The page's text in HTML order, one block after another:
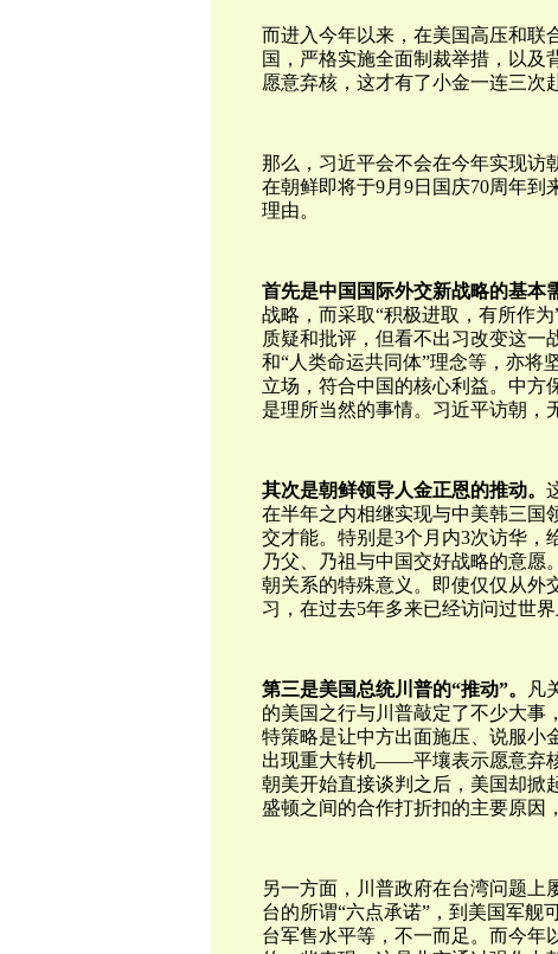
而进入今年以来，在美国高压和联
国，严格实施全面制裁举措，以及
愿意弃核，这才有了小金一连三次
那么，习近平会不会在今年实现访
在朝鲜即将于9月9日国庆70周年
理由。
首先是中国国际外交新战略的基本
战略，而采取“积极进取，有所作
质疑和批评，但看不出习改变这一
和“人类命运共同体”理念等，亦将
立场，符合中国的核心利益。中方
是理所当然的事情。习近平访朝，
其次是朝鲜领导人金正恩的推动。
在半年之内相继实现与中美韩三国
交才能。特别是3个月内3次访华，
乃父、乃祖与中国交好战略的意愿
朝关系的特殊意义。即使仅仅从外
习，在过去5年多来已经访问过世
第三是美国总统川普的“推动”。
凡
的美国之行与川普敲定了不少大事
特策略是让中方出面施压、说服小
出现重大转机——平壤表示愿意弃
朝美开始直接谈判之后，美国却掀
盛顿之间的合作打折扣的主要原因
另一方面，川普政府在台湾问题上
台的所谓“六点承诺”，到美国军舰
台军售水平等，不一而足。而今年